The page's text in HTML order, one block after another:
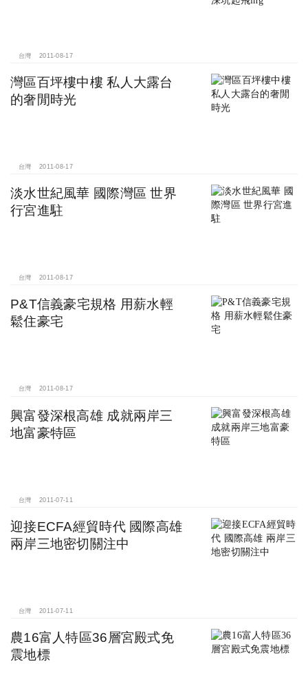
台灣 2011-08-17
灣區百坪樓中樓 私人大露台
的奢閒時光
台灣 2011-08-17
淡水世紀風華 國際灣區 世界
行宮進駐
台灣 2011-08-17
P&T信義豪宅規格 用薪水輕
鬆住豪宅
台灣 2011-08-17
興富發深根高雄 成就兩岸三
地富豪特區
台灣 2011-07-11
迎接ECFA經貿時代 國際高雄
兩岸三地密切關注中
台灣 2011-07-11
農16富人特區36層宮殿式免
震地標